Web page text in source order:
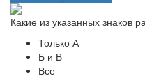
Какие из указанных знаков
Только А
Б и В
Все